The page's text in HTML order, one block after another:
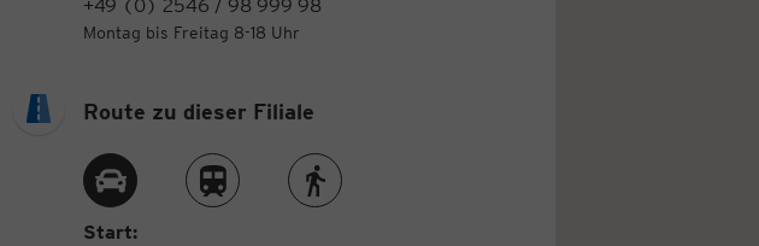
+49 (0) 2546 / 98 999 98
Montag bis Freitag 8-18 Uhr
Route zu dieser Filiale
Route per AutoRoute per ZugRoute zu Fuß
Start: